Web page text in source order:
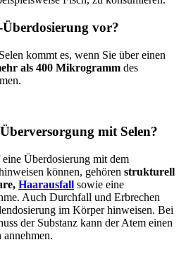
Überdosierung vor?
kommt es, wenn Sie über einen
als 400 Mikrogramm des
mit Selen?
Überdosierung mit dem
können, gehören strukturell
Haarausfall sowie eine
Auch Durchfall und Erbrechen
im Körper hinweisen. Bei
der Substanz kann der Atem einen